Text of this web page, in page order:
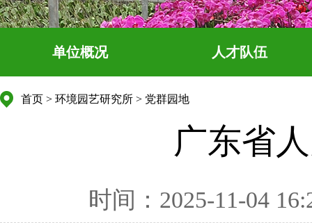
单位概况 人才队伍
首页 > 环境园艺研究所 > 党群园地
广东省
时间：2025-11-04